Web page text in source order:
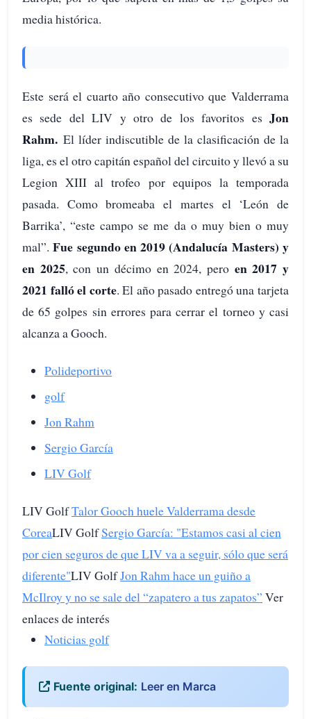
media histórica.
Este será el cuarto año consecutivo que Valderrama
es sede del LIV y otro de los favoritos es Jon
Rahm. El líder indiscutible de la clasificación de la
liga, es el otro capitán español del circuito y llevó a su
Legion XIII al trofeo por equipos la temporada
pasada. Como bromeaba el martes el ‘León de
Barrika’, “este campo se me da o muy bien o muy
mal”.Fue segundo en 2019 (Andalucía Masters) y
en 2025, con un décimo en 2024, pero en 2017 y
2021 falló el corte. El año pasado entregó una tarjeta
de 65 golpes sin errores para cerrar el torneo y casi
alcanza a Gooch.
Polideportivo
golf
Jon Rahm
Sergio García
LIV Golf
LIV GolfTalor Gooch huele Valderrama desde
CoreaLIV GolfSergio García: "Estamos casi al cien
por cien seguros de que LIV va a seguir, sólo que será
diferente"LIV GolfJon Rahm hace un guiño a
McIlroy y no se sale del “zapatero a tus zapatos” Ver
enlaces de interés
Noticias golf
Fuente original: Leer en Marca